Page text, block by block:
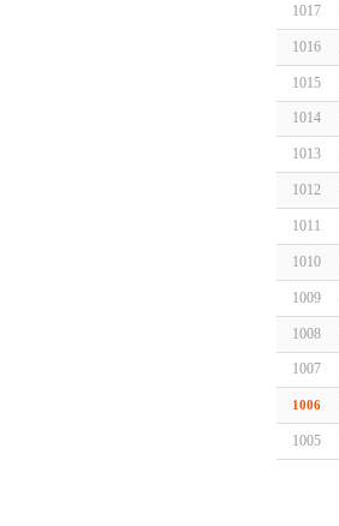
1017
1016
1015
1014
1013
1012
1011
1010
1009
1008
1007
1006
1005